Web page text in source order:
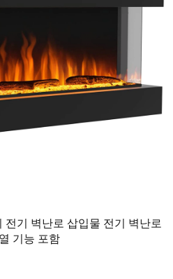
전기 벽난로 삽입물 전기 벽난로
기능 포함